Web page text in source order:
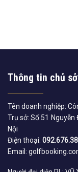
Thông tin chủ
Tên doanh nghiệp:
Trụ sở: Số 51 Nguyễn
Nội
Điện thoại:
Email: